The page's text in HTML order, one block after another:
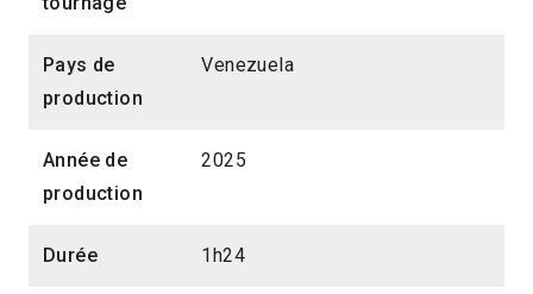
Pays de
production
Venezuela
Année de
production
2025
Durée 1h24